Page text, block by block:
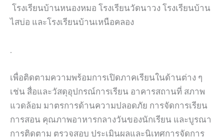
โรงเรียนบ้านหนองหมอ โรงเรียนวัดนาวง โรงเรียนบ้าน
ไสบ่อ และโรงเรียนบ้านเหนือคลอง
.
เพื่อติดตามความพร้อมการเปิดภาคเรียนในด้านต่าง ๆ
เช่น สื่อและวัสดุอุปกรณ์การเรียน อาคารสถานที่ สภาพ
แวดล้อม มาตรการด้านความปลอดภัย การจัดการเรียน
การสอน คุณภาพอาหารกลางวันของนักเรียน และบูรณา
การติดตาม ตรวจสอบ ประเมินผลและนิเทศการจัดการ